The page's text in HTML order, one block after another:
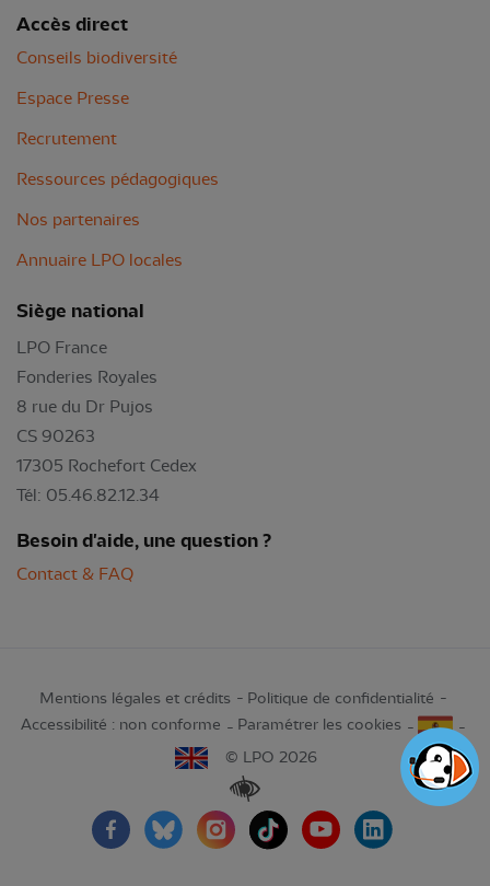
Accès direct
Conseils biodiversité
Espace Presse
Recrutement
Ressources pédagogiques
Nos partenaires
Annuaire LPO locales
Siège national
LPO France
Fonderies Royales
8 rue du Dr Pujos
CS 90263
17305 Rochefort Cedex
Tél: 05.46.82.12.34
Besoin d'aide, une question ?
Contact & FAQ
Mentions légales et crédits
Politique de confidentialité
Accessibilité : non conforme
Paramétrer les cookies
© LPO 2026
Renforcer les contrastes